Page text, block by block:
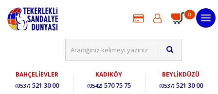
0
BAHÇELİEVLER
(0537) 521 30 00
KADIKÖY
(0542) 570 75 75
BEYLİKDÜZÜ
(0537) 521 30 00